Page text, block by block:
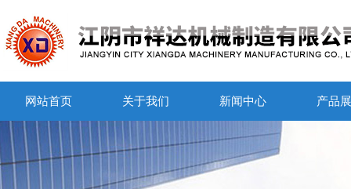
网站首页 关于我们 新闻中心 产品